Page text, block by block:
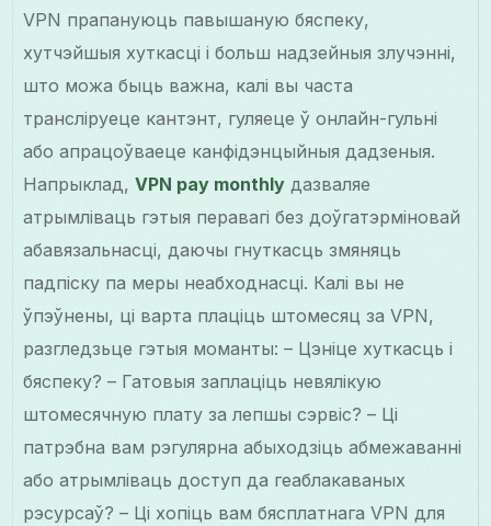
VPN прапануюць павышаную бяспеку,
хутчэйшыя хуткасці і больш надзейныя злучэнні,
што можа быць важна, калі вы часта
трансліруеце кантэнт, гуляеце ў онлайн-гульні
або апрацоўваеце канфідэнцыйныя дадзеныя.
Напрыклад,VPN pay monthly дазваляе
атрымліваць гэтыя перавагі без доўгатэрміновай
абавязальнасці, даючы гнуткасць змяняць
падпіску па меры неабходнасці. Калі вы не
ўпэўнены, ці варта плаціць штомесяц за VPN,
разгледзьце гэтыя моманты: – Цэніце хуткасць і
бяспеку? – Гатовыя заплаціць невялікую
штомесячную плату за лепшы сэрвіс? – Ці
патрэбна вам рэгулярна абыходзіць абмежаванні
або атрымліваць доступ да геаблакаваных
рэсурсаў? – Ці хопіць вам бясплатнага VPN для